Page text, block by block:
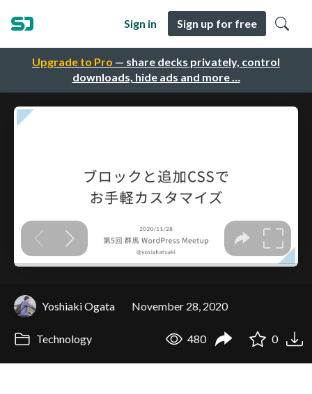
Upgrade to Pro — share decks privately, control
downloads, hide ads and more …
Sign in Sign up for free
Yoshiaki Ogata November 28, 2020
Technology 480 0